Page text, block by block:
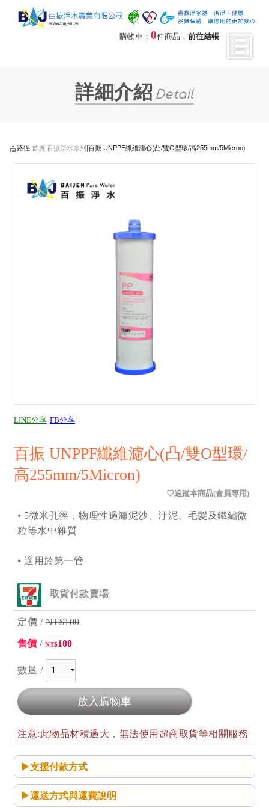
購物車： 0件商品， 前往結帳
詳細介紹 Detail
路徑:首頁|百振淨水系列|百振 UNPPF纖維濾心(凸/雙O型環/高255mm/5Micron)
LINE分享 FB分享
百振 UNPPF纖維濾心(凸/雙O型環/
高255mm/5Micron)
⦁ 5微米孔徑，物理性過濾泥沙、汙泥、毛髮及鐵鏽微
粒等水中雜質
⦁ 適用於第一管
取貨付款賣場
定價 /NT$100
售價 / NT$100
數量 /
注意:此物品材積過大，無法使用超商取貨等相關服務
支援付款方式
運送方式與運費說明